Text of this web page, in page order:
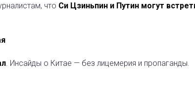
что Си Цзиньпин и Путин могут
. Инсайды о Китае — без лицемерия и пропаганды.